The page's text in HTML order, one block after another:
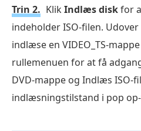
Trin 2. KlikIndlæs diskfor
indeholder ISO-filen.
indlæse en VIDEO_TS-
rullemenuen for at få
DVD-mappe og Indlæs ISO-
indlæsningstilstand i pop